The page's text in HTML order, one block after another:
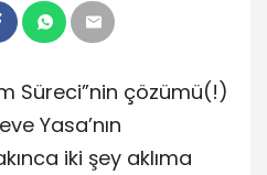
Süreci”nin çözümü(!)
Yasa’nın
iki şey aklıma